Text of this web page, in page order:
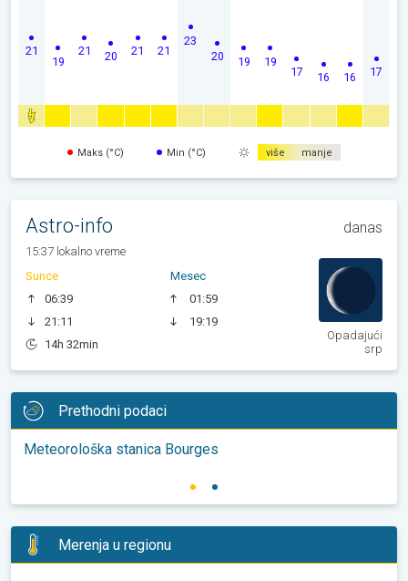
21
19
21 20 21 21
23
20 19 19
17 16 16 17
Maks (°C) Min (°C) više manje
Astro-info danas
15:37 lokalno vreme
Sunce
06:39
21:11
14h 32min
Mesec
01:59
19:19
Opadajući
srp
Prethodni podaci
Meteorološka stanica Bourges
Merenja u regionu